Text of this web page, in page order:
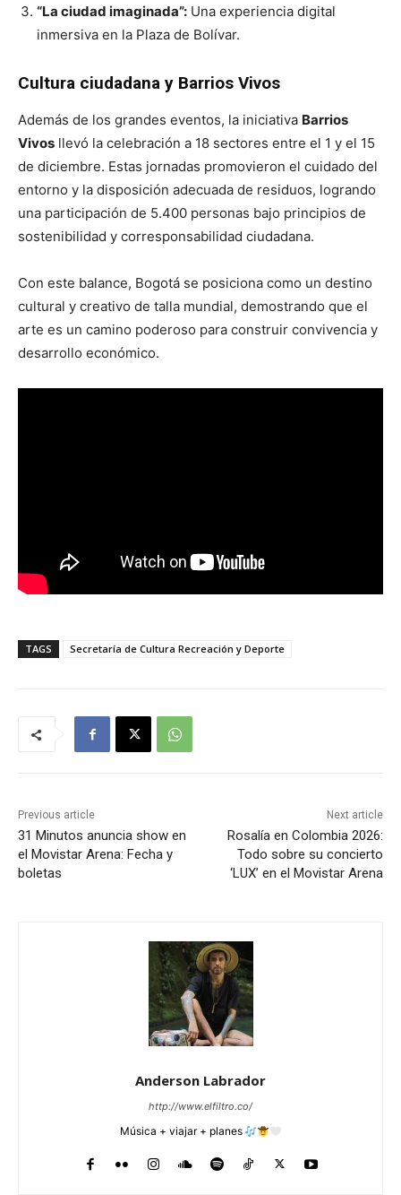
“La ciudad imaginada”: Una experiencia digital
inmersiva en la Plaza de Bolívar.
Cultura ciudadana y Barrios Vivos
Además de los grandes eventos, la iniciativa Barrios
Vivos llevó la celebración a 18 sectores entre el 1 y el 15
de diciembre. Estas jornadas promovieron el cuidado del
entorno y la disposición adecuada de residuos, logrando
una participación de 5.400 personas bajo principios de
sostenibilidad y corresponsabilidad ciudadana.
Con este balance, Bogotá se posiciona como un destino
cultural y creativo de talla mundial, demostrando que el
arte es un camino poderoso para construir convivencia y
desarrollo económico.
TAGS Secretaría de Cultura Recreación y Deporte
Previous article
31 Minutos anuncia show en
el Movistar Arena: Fecha y
boletas
Next article
Rosalía en Colombia 2026:
Todo sobre su concierto
‘LUX’ en el Movistar Arena
Anderson Labrador
http://www.elfiltro.co/
Música + viajar + planes